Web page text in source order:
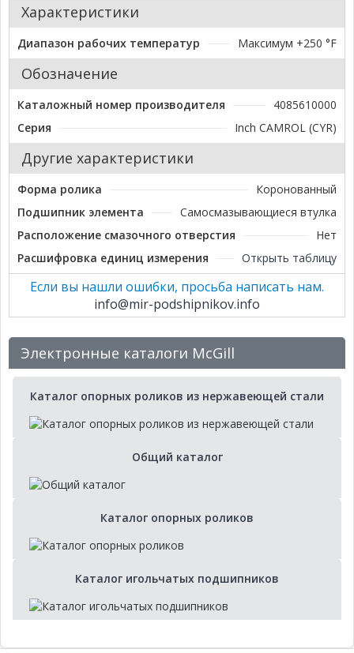
Характеристики
Диапазон рабочих температур Максимум +250 °F
Обозначение
Каталожный номер производителя
4085610000
Серия
Inch CAMROL (CYR)
Другие характеристики
Форма ролика
Коронованный
Подшипник элемента
Самосмазывающиеся втулка
Расположение смазочного отверстия
Нет
Расшифровка единиц измерения
Открыть таблицу
Если вы нашли ошибки, просьба написать нам.
info@mir-podshipnikov.info
Электронные каталоги McGill
Каталог опорных роликов из нержавеющей стали
Общий каталог
Каталог опорных роликов
Каталог игольчатых подшипников